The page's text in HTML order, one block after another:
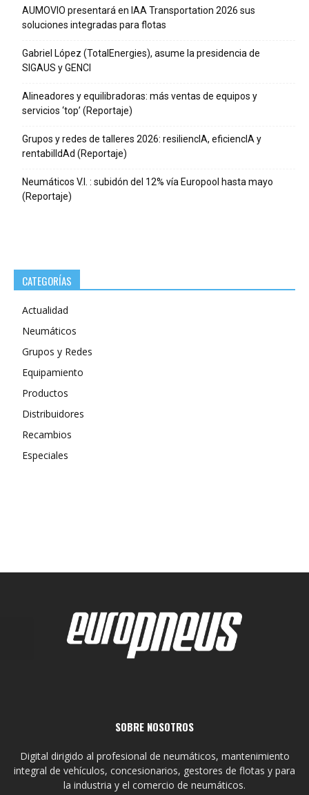
AUMOVIO presentará en IAA Transportation 2026 sus
soluciones integradas para flotas
Gabriel López (TotalEnergies), asume la presidencia de
SIGAUS y GENCI
Alineadores y equilibradoras: más ventas de equipos y
servicios ‘top’ (Reportaje)
Grupos y redes de talleres 2026: resiliencIA, eficiencIA y
rentabilIdAd (Reportaje)
Neumáticos V.I. : subidón del 12% vía Europool hasta mayo
(Reportaje)
CATEGORÍAS
Actualidad
Neumáticos
Grupos y Redes
Equipamiento
Productos
Distribuidores
Recambios
Especiales
SOBRE NOSOTROS
Digital dirigido al profesional de neumáticos, mantenimiento
integral de vehículos, concesionarios, gestores de flotas y para
la industria y el comercio de neumáticos.